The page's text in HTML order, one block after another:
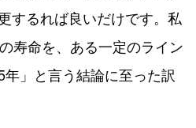
するれば良いだけです。私
寿命を、ある一定のライン
」と言う結論に至った訳